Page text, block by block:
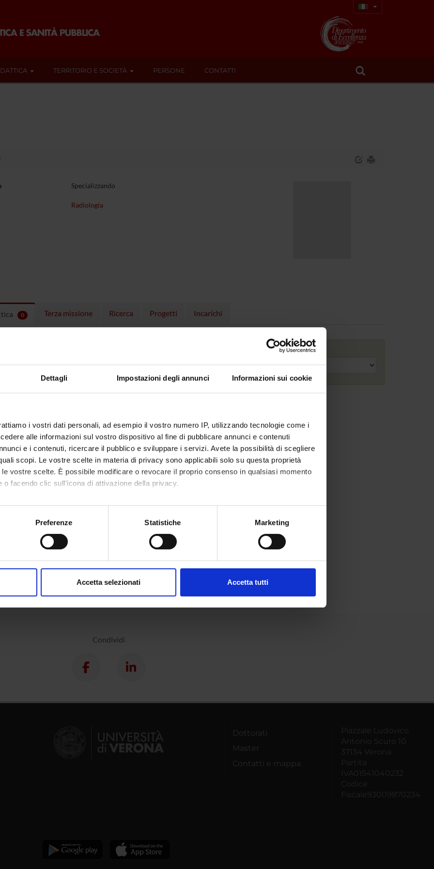
Dettagli Impostazioni degli annunci Informazioni sui cookie
i vostri dati personali, ad esempio il vostro numero IP, utilizzando tecnologie come i
alle informazioni sul vostro dispositivo al fine di pubblicare annunci e contenuti
e i contenuti, ricercare il pubblico e sviluppare i servizi. Avete la possibilità di scegliere
scopi. Le vostre scelte in materia di privacy sono applicabili solo su questa proprietà
vostre scelte. È possibile modificare o revocare il proprio consenso in qualsiasi momento
o facendo clic sull'icona di attivazione della privacy.
anche:
sulla tua posizione geografica, con un'approssimazione di qualche metro,
in qualsiasi momento dalla Dichiarazione sui cookie.
Preferenze Statistiche Marketing
Accetta selezionati Accetta tutti
TERRITORIO E SOCIETÀ PERSONE CONTATTI
Specializzando
Radiologia
0 Terza missione Ricerca Progetti Incarichi
attivi nel periodo selezionato:0.
per vedere orari e dettagli del corso.
Anno accademico
Condividi
Dottorati
Master
Contatti e mappa
Piazzale Ludovico
Antonio Scuro 10
37134 Verona
Partita
IVA01541040232
Codice
Fiscale93009870234